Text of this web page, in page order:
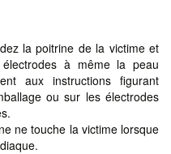
la poitrine de la victime et
à même la peau
aux instructions figurant
ou sur les électrodes
ne touche la victime lorsque